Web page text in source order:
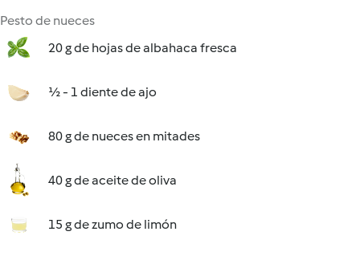
Pesto de nueces
20 g de hojas de albahaca fresca
½ - 1 diente de ajo
80 g de nueces en mitades
40 g de aceite de oliva
15 g de zumo de limón